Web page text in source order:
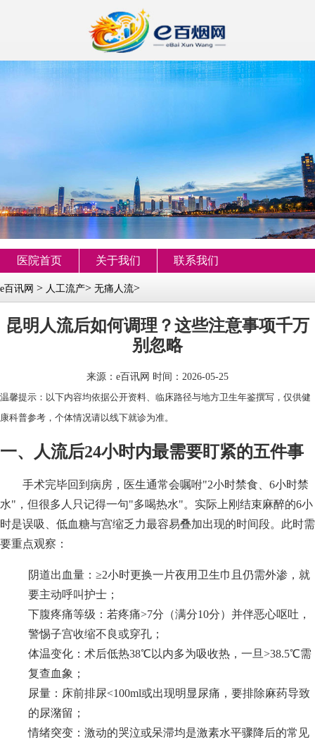
医院首页 关于我们 联系我们
e百讯网 > 人工流产> 无痛人流>
昆明人流后如何调理？这些注意事项千万
别忽略
来源： e百讯网 时间：2026-05-25
温馨提示：以下内容均依据公开资料、临床路径与地方卫生年鉴撰写，仅供健
康科普参考，个体情况请以线下就诊为准。
一、人流后24小时内最需要盯紧的五件事
手术完毕回到病房，医生通常会嘱咐"2小时禁食、6小时禁
水"，但很多人只记得一句"多喝热水"。实际上刚结束麻醉的6小
时是误吸、低血糖与宫缩乏力最容易叠加出现的时间段。此时需
要重点观察：
阴道出血量：≥2小时更换一片夜用卫生巾且仍需外渗，就
要主动呼叫护士；
下腹疼痛等级：若疼痛>7分（满分10分）并伴恶心呕吐，
警惕子宫收缩不良或穿孔；
体温变化：术后低热38℃以内多为吸收热，一旦>38.5℃需
复查血象；
尿量：床前排尿<100ml或出现明显尿痛，要排除麻药导致
的尿潴留；
情绪突变：激动的哭泣或呆滞均是激素水平骤降后的常见